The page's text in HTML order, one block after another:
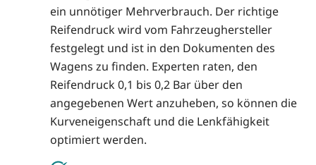
ein unnötiger Mehrverbrauch. Der richtige
Reifendruck wird vom Fahrzeughersteller
festgelegt und ist in den Dokumenten des
Wagens zu finden. Experten raten, den
Reifendruck 0,1 bis 0,2 Bar über den
angegebenen Wert anzuheben, so können die
Kurveneigenschaft und die Lenkfähigkeit
optimiert werden.